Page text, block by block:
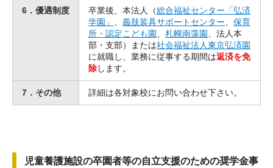
6．優遇制度 卒業後、本法人（総合福祉センター「弘済
学園」
義肢装具サポートセンター
保育
所・認定こども園
札幌南藻園
、法人本
部・支部）または社会福祉法人東京弘済園
に就職し、業務に従事する期間は返済を免
除します。
7．その他 詳細は各対象校にお問い合わせ下さい。
児童養護施設の卒園者等の自立支援のための奨学金事